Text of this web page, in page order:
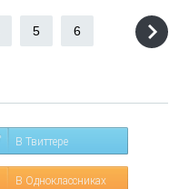
5 6
В Твиттере
В Одноклассниках